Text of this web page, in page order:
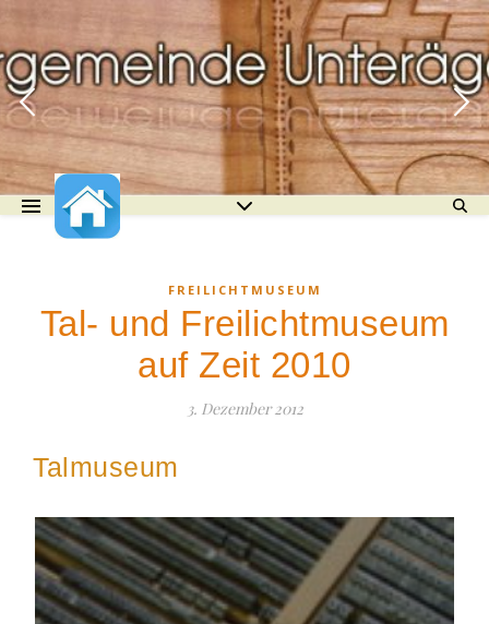
FREILICHTMUSEUM
Tal- und Freilichtmuseum
auf Zeit 2010
3. Dezember 2012
Talmuseum